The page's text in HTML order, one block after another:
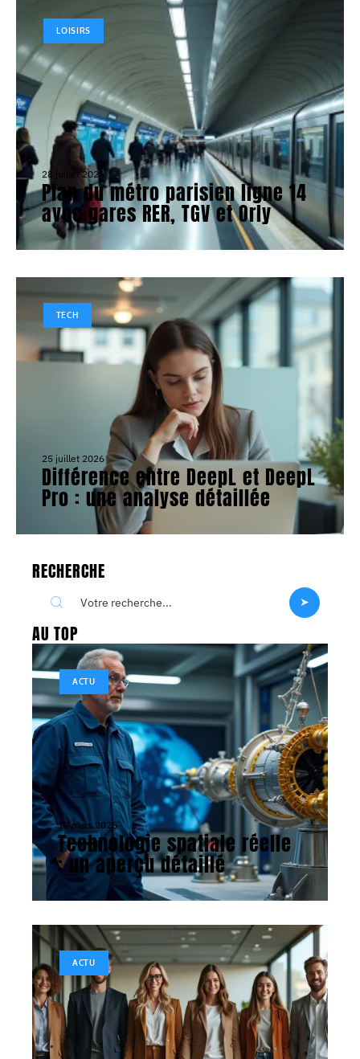
LOISIRS
28 juillet 2026
Plan du métro parisien ligne 14
avec gares RER, TGV et Orly
TECH
25 juillet 2026
Différence entre DeepL et DeepL
Pro : une analyse détaillée
RECHERCHE
AU TOP
ACTU
19 mars 2026
Technologie spatiale réelle
: un aperçu détaillé
ACTU